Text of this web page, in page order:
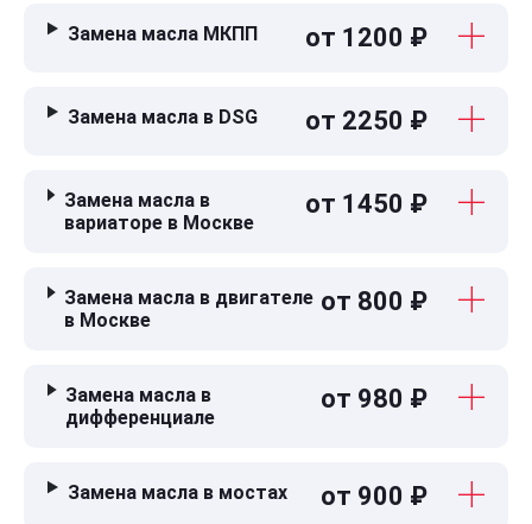
Замена масла МКПП от 1200 ₽
Замена масла в DSG от 2250 ₽
Замена масла в
вариаторе в Москве
от 1450 ₽
Замена масла в двигателе
в Москве
от 800 ₽
Замена масла в
дифференциале
от 980 ₽
Замена масла в мостах от 900 ₽